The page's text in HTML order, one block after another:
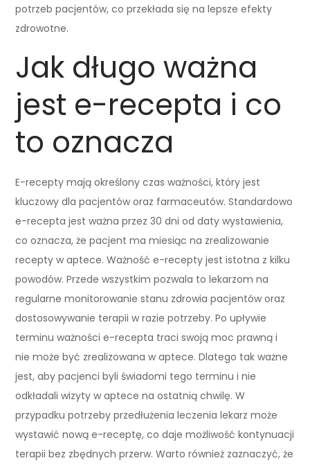
potrzeb pacjentów, co przekłada się na lepsze efekty
zdrowotne.
Jak długo ważna
jest e-recepta i co
to oznacza
E-recepty mają określony czas ważności, który jest
kluczowy dla pacjentów oraz farmaceutów. Standardowo
e-recepta jest ważna przez 30 dni od daty wystawienia,
co oznacza, że pacjent ma miesiąc na zrealizowanie
recepty w aptece. Ważność e-recepty jest istotna z kilku
powodów. Przede wszystkim pozwala to lekarzom na
regularne monitorowanie stanu zdrowia pacjentów oraz
dostosowywanie terapii w razie potrzeby. Po upływie
terminu ważności e-recepta traci swoją moc prawną i
nie może być zrealizowana w aptece. Dlatego tak ważne
jest, aby pacjenci byli świadomi tego terminu i nie
odkładali wizyty w aptece na ostatnią chwilę. W
przypadku potrzeby przedłużenia leczenia lekarz może
wystawić nową e-receptę, co daje możliwość kontynuacji
terapii bez zbędnych przerw. Warto również zaznaczyć, że